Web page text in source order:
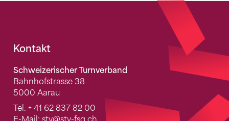
Fusszeile
Kontakt
Schweizerischer Turnverband
Bahnhofstrasse 38
5000 Aarau
Tel. + 41 62 837 82 00